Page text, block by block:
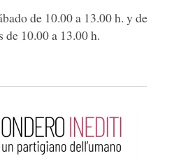
de 10.00 a 13.00 h. y de
de 10.00 a 13.00 h.